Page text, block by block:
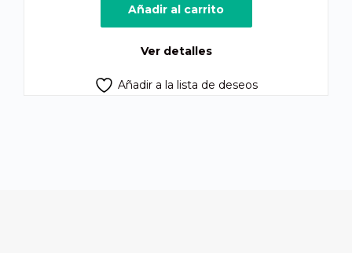
Añadir al carrito
Ver detalles
Añadir a la lista de deseos